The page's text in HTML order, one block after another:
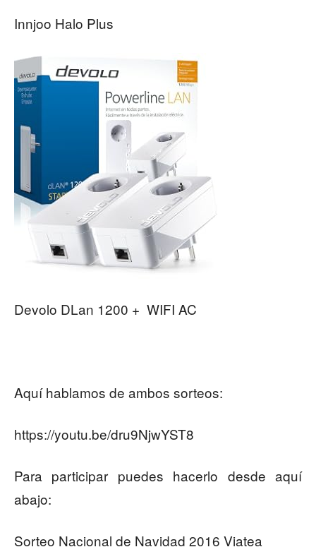
Innjoo Halo Plus
Devolo DLan 1200 + WIFI AC
Aquí hablamos de ambos sorteos:
https://youtu.be/dru9NjwYST8
Para participar puedes hacerlo desde aquí
abajo:
Sorteo Nacional de Navidad 2016 Viatea